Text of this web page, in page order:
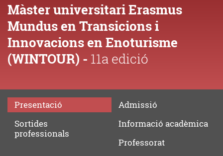
Màster universitari Erasmus
Mundus en Transicions i
Innovacions en Enoturisme
(WINTOUR) - 11a edició
Presentació
Admissió
Sortides
professionals
Informació acadèmica
Professorat